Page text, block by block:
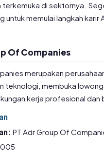
terkemuka di sektornya.
untuk memulai langkah
Of Companies
merupakan
teknologi, membuka
kerja profesional dan
PT Adr Group Of